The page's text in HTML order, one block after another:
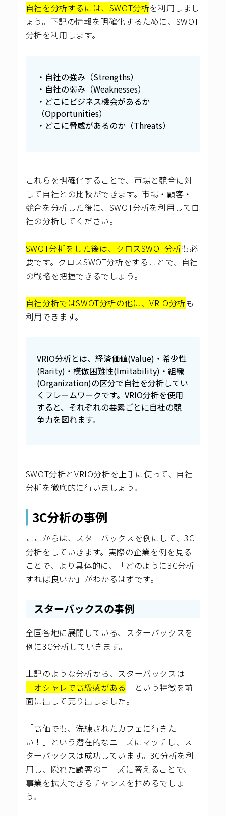
自社を分析するには、SWOT分析を利用しまし
ょう。下記の情報を明確化するために、SWOT
分析を利用します。
・自社の強み（Strengths）
・自社の弱み（Weaknesses）
・どこにビジネス機会があるか
（Opportunities）
・どこに脅威があるのか（Threats）
これらを明確化することで、市場と競合に対
して自社との比較ができます。市場・顧客・
競合を分析した後に、SWOT分析を利用して自
社の分析してください。
SWOT分析をした後は、クロスSWOT分析も必
要です。クロスSWOT分析をすることで、自社
の戦略を把握できるでしょう。
自社分析ではSWOT分析の他に、VRIO分析も
利用できます。
VRIO分析とは、経済価値(Value)・希少性
(Rarity)・模倣困難性(Imitability)・組織
(Organization)の区分で自社を分析してい
くフレームワークです。VRIO分析を使用
すると、それぞれの要素ごとに自社の競
争力を図れます。
SWOT分析とVRIO分析を上手に使って、自社
分析を徹底的に行いましょう。
3C分析の事例
ここからは、スターバックスを例にして、3C
分析をしていきます。実際の企業を例を見る
ことで、より具体的に、「どのように3C分析
すれば良いか」がわかるはずです。
スターバックスの事例
全国各地に展開している、スターバックスを
例に3C分析していきます。
上記のような分析から、スターバックスは
「オシャレで高級感がある 」という特徴を前
面に出して売り出しました。
「高価でも、洗練されたカフェに行きた
い！」という潜在的なニーズにマッチし、ス
ターバックスは成功しています。3C分析を利
用し、隠れた顧客のニーズに答えることで、
事業を拡大できるチャンスを掴めるでしょ
う。